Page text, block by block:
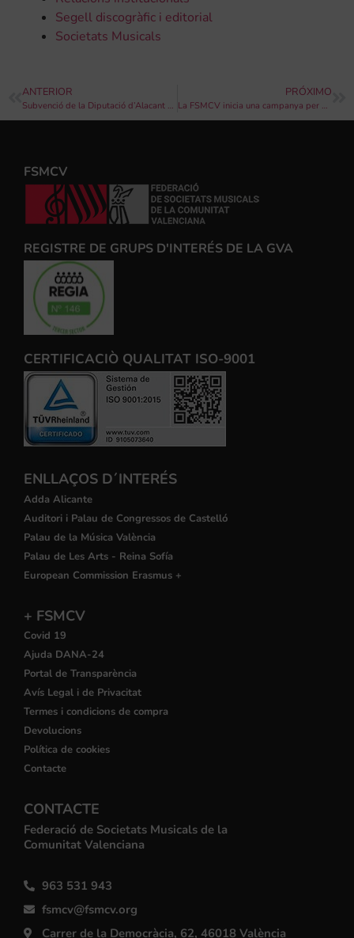
Segell discogràfic i editorial
Societats Musicals
ANTERIOR
Subvenció de la Diputació d’Alacant per a la compra de partitures
PRÓXIMO
La FSMCV inicia una campanya per al foment de les Escoles de Música a la Comunitat
FSMCV
REGISTRE DE GRUPS D'INTERÉS DE LA GVA
CERTIFICACIÒ QUALITAT ISO-9001
ENLLAÇOS D´INTERÉS
Adda Alicante
Auditori i Palau de Congressos de Castelló
Palau de la Música València
Palau de Les Arts - Reina Sofía
European Commission Erasmus +
+ FSMCV
Covid 19
Ajuda DANA-24
Portal de Transparència
Avís Legal i de Privacitat
Termes i condicions de compra
Devolucions
Política de cookies
Contacte
CONTACTE
Federació de Societats Musicals de la
Comunitat Valenciana
963 531 943
fsmcv@fsmcv.org
Carrer de la Democràcia, 62, 46018 València